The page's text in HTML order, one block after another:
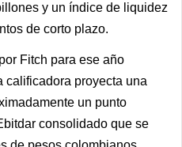
y un índice de liquidez
de corto plazo.
Fitch para ese año
calificadora proyecta una
un punto
consolidado que se